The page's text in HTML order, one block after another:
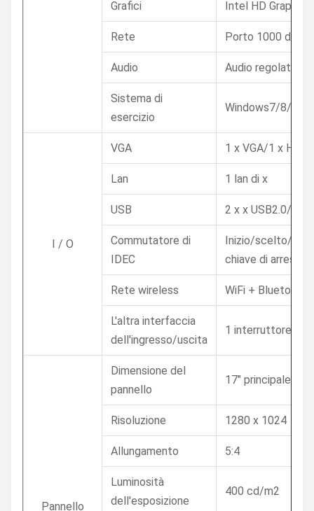
Grafici Intel HD
Rete Porto 1000 di
Audio Audio regolatore
Sistema di
esercizio
Windows7/8/10,
I / O
VGA 1 x VGA/1 x HD-
Lan 1 lan di x
USB 2 x x USB2.0/2
Commutatore di
IDEC
Inizio/scelto/
chiave di arresto
Rete wireless WiFi + Bluetooth
L'altra interfaccia
dell'ingresso/uscita
1 interruttore di
Pannello
Dimensione del
pannello
17" principale
Risoluzione 1280 x 1024
Allungamento 5:4
Luminosità
dell'esposizione
400 cd/m2